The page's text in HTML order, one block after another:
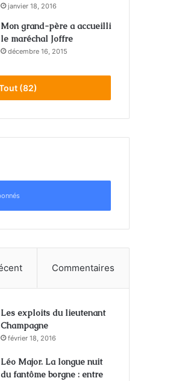
janvier 18, 2016
Mon grand-père a accueilli
le maréchal Joffre
décembre 16, 2015
(82)
Commentaires
Les exploits du lieutenant
Champagne
février 18, 2016
Léo Major. La longue nuit
du fantôme borgne : entre